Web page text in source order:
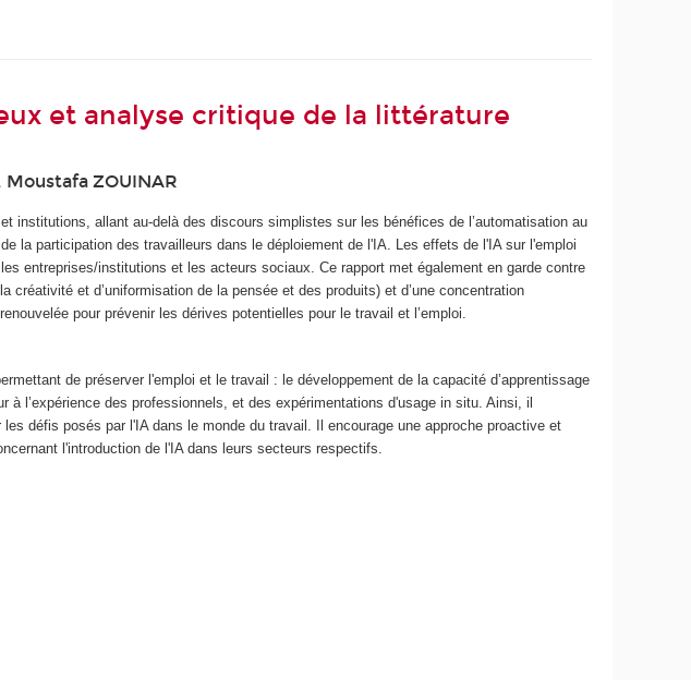
et analyse critique de la littérature
Moustafa ZOUINAR
institutions, allant au-delà des discours simplistes sur les bénéfices de l’automatisation au
la participation des travailleurs dans le déploiement de l'IA. Les effets de l'IA sur l'emploi
entreprises/institutions et les acteurs sociaux. Ce rapport met également en garde contre
et d’uniformisation de la pensée et des produits) et d’une concentration
pour prévenir les dérives potentielles pour le travail et l’emploi.
de préserver l'emploi et le travail : le développement de la capacité d’apprentissage
l’expérience des professionnels, et des expérimentations d'usage in situ. Ainsi, il
défis posés par l'IA dans le monde du travail. Il encourage une approche proactive et
l'introduction de l'IA dans leurs secteurs respectifs.